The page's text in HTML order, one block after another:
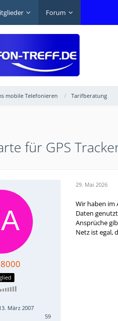
Forum
mobile Telefonieren Tarifberatung
für GPS
März 2007
59
29. Mai 2026
Wir haben im
Daten
Ansprüche
Netz ist egal,